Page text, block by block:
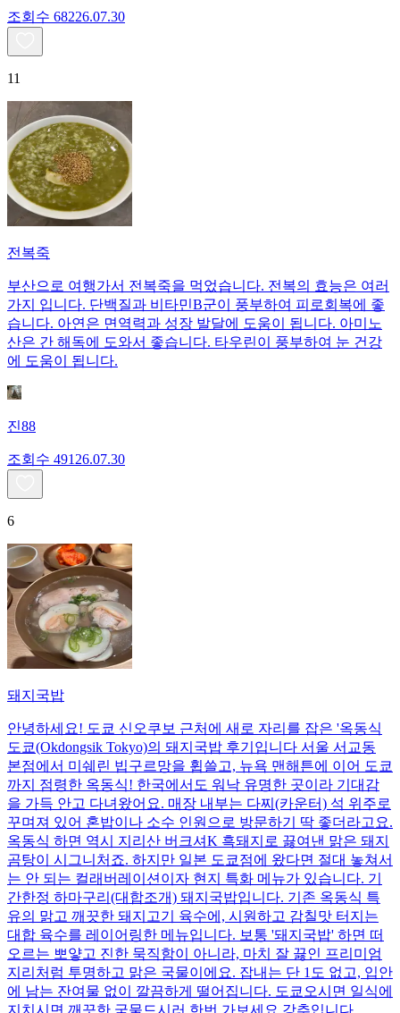
조회수 68226.07.30
11
전복죽
부산으로 여행가서 전복죽을 먹었습니다. 전복의 효능은 여러
가지 입니다. 단백질과 비타민B군이 풍부하여 피로회복에 좋
습니다. 아연은 면역력과 성장 발달에 도움이 됩니다. 아미노
산은 간 해독에 도와서 좋습니다. 타우린이 풍부하여 눈 건강
에 도움이 됩니다.
진88
조회수 491 26.07.30
6
돼지국밥
안녕하세요! 도쿄 신오쿠보 근처에 새로 자리를 잡은 '옥동식
도쿄(Okdongsik Tokyo)의 돼지국밥 후기입니다 서울 서교동
본점에서 미쉐린 빕구르망을 휩쓸고, 뉴욕 맨해튼에 이어 도쿄
까지 점령한 옥동식! 한국에서도 워낙 유명한 곳이라 기대감
을 가득 안고 다녀왔어요. 매장 내부는 다찌(카운터) 석 위주로
꾸며져 있어 혼밥이나 소수 인원으로 방문하기 딱 좋더라고요.
옥동식 하면 역시 지리산 버크셔K 흑돼지로 끓여낸 맑은 돼지
곰탕이 시그니처죠. 하지만 일본 도쿄점에 왔다면 절대 놓쳐서
는 안 되는 컬래버레이션이자 현지 특화 메뉴가 있습니다. 기
간한정 하마구리(대합조개) 돼지국밥입니다. 기존 옥동식 특
유의 맑고 깨끗한 돼지고기 육수에, 시원하고 감칠맛 터지는
대합 육수를 레이어링한 메뉴입니다. 보통 '돼지국밥' 하면 떠
오르는 뽀얗고 진한 묵직함이 아니라, 마치 잘 끓인 프리미엄
지리처럼 투명하고 맑은 국물이에요. 잡내는 단 1도 없고, 입안
에 남는 잔여물 없이 깔끔하게 떨어집니다. 도쿄오시면 일식에